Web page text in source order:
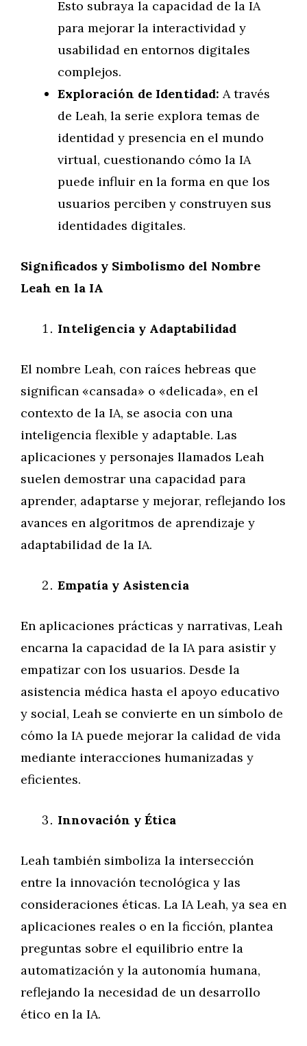
Esto subraya la capacidad de la IA
para mejorar la interactividad y
usabilidad en entornos digitales
complejos.
Exploración de Identidad: A través
de Leah, la serie explora temas de
identidad y presencia en el mundo
virtual, cuestionando cómo la IA
puede influir en la forma en que los
usuarios perciben y construyen sus
identidades digitales.
Significados y Simbolismo del Nombre
Leah en la IA
Inteligencia y Adaptabilidad
El nombre Leah, con raíces hebreas que
significan «cansada» o «delicada», en el
contexto de la IA, se asocia con una
inteligencia flexible y adaptable. Las
aplicaciones y personajes llamados Leah
suelen demostrar una capacidad para
aprender, adaptarse y mejorar, reflejando los
avances en algoritmos de aprendizaje y
adaptabilidad de la IA.
Empatía y Asistencia
En aplicaciones prácticas y narrativas, Leah
encarna la capacidad de la IA para asistir y
empatizar con los usuarios. Desde la
asistencia médica hasta el apoyo educativo
y social, Leah se convierte en un símbolo de
cómo la IA puede mejorar la calidad de vida
mediante interacciones humanizadas y
eficientes.
Innovación y Ética
Leah también simboliza la intersección
entre la innovación tecnológica y las
consideraciones éticas. La IA Leah, ya sea en
aplicaciones reales o en la ficción, plantea
preguntas sobre el equilibrio entre la
automatización y la autonomía humana,
reflejando la necesidad de un desarrollo
ético en la IA.